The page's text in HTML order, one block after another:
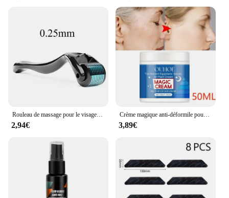
Rouleau de massage pour le visage, repousse des cheveux, croissance de la barbe, traitement anti-chute de cheveux, amincissement, recul, cosmétique, outil de beauté avec boîte, 0.25mm
2,94€
Crème magique anti-déformile pour le visage, lifting instantané, raffermissant, anti-âge, décoloration, ligne fine, blanchissant, hydratant, réparation, lesse tactique, soins de la peau
3,89€